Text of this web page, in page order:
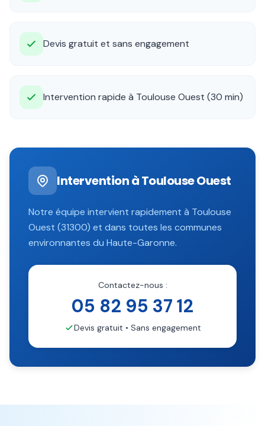
Devis gratuit et sans engagement
Intervention rapide à Toulouse Ouest (30 min)
Intervention àToulouse Ouest
Notre équipe intervient rapidement à Toulouse
Ouest (31300) et dans toutes les communes
environnantes du Haute-Garonne.
Contactez-nous :
05 82 95 37 12
Devis gratuit • Sans engagement